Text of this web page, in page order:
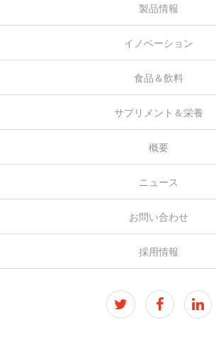
製品情報
イノベーション
食品＆飲料
サプリメント＆栄養
概要
ニュース
お問い合わせ
採用情報